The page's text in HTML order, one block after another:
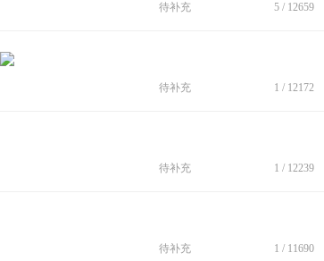
待补充 5 / 12659
待补充 1 / 12172
待补充 1 / 12239
待补充 1 / 11690